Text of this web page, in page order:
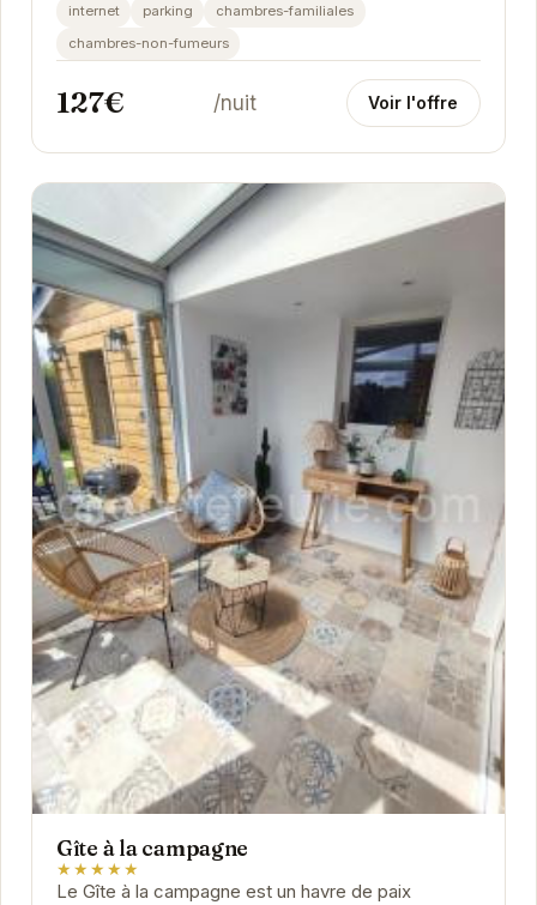
internet parking
chambres-familiales
chambres-non-fumeurs
127€ /nuit Voir l'offre
Gîte à la campagne
★★★★★
Le Gîte à la campagne est un havre de paix